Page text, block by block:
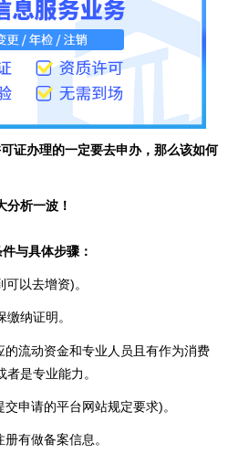
证办理的一定要去申办，那么该如何
分析一波！
与具体步骤：
以去增资)。
纳证明。
流动资金和专业人员且有作为消费
是专业能力。
申请的平台网站规定要求)。
有做备案信息。